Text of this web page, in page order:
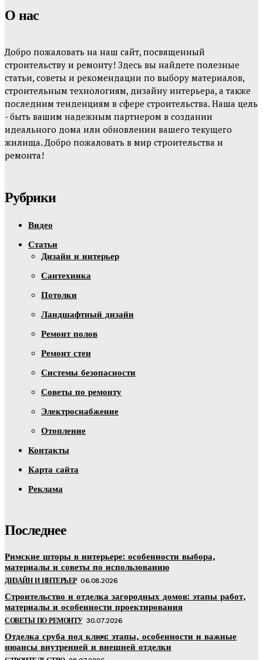
О нас
Добро пожаловать на наш сайт, посвященный
строительству и ремонту! Здесь вы найдете полезные
статьи, советы и рекомендации по выбору материалов,
строительным технологиям, дизайну интерьера, а также
последним тенденциям в сфере строительства. Наша цель
- быть вашим надежным партнером в создании
идеального дома или обновлении вашего текущего
жилища. Добро пожаловать в мир строительства и
ремонта!
Рубрики
Видео
Статьи
Дизайн и интерьер
Сантехника
Потолки
Ландшафтный дизайн
Ремонт полов
Ремонт стен
Системы безопасности
Советы по ремонту
Электроснабжение
Отопление
Контакты
Карта сайта
Реклама
Последнее
Римские шторы в интерьере: особенности выбора,
материалы и советы по использованию
ДИЗАЙН И ИНТЕРЬЕР 06.08.2026
Строительство и отделка загородных домов: этапы работ,
материалы и особенности проектирования
СОВЕТЫ ПО РЕМОНТУ 30.07.2026
Отделка сруба под ключ: этапы, особенности и важные
нюансы внутренней и внешней отделки